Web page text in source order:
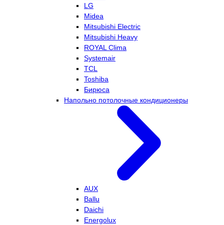
LG
Midea
Mitsubishi Electric
Mitsubishi Heavy
ROYAL Clima
Systemair
TCL
Toshiba
Бирюса
Напольно потолочные кондиционеры
AUX
Ballu
Daichi
Energolux